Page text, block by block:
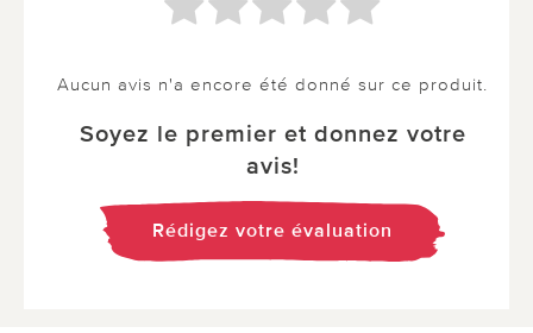
Aucun avis n'a encore été donné sur ce produit.
Soyez le premier et donnez votre
avis!
Rédigez votre évaluation